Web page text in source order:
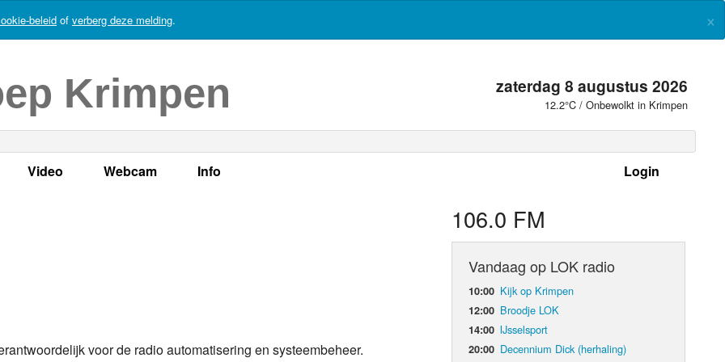
beleid of verberg deze melding. ×
Krimpen zaterdag 8 augustus 2026
12.2°C / Onbewolkt in Krimpen
Login
Video Webcam Info
Vacatures
voor de radio automatisering en systeembeheer.
106.0 FM
Vandaag op LOK radio
10:00 Kijk op Krimpen
12:00 Broodje LOK
14:00 IJsselsport
20:00 Decennium Dick (herhaling)